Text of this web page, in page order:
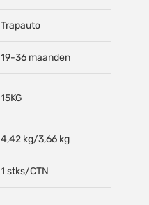
Trapauto
19-36 maanden
15KG
4,42 kg/3,66 kg
1 stks/CTN